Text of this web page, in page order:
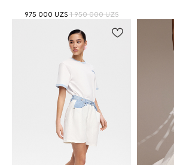
975 000 UZS 1 950 000 UZS